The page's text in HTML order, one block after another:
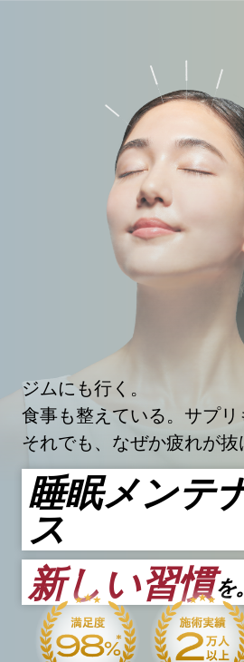
ジムにも行く。
食事も整えている。サプリ
それでも、なぜか疲れが抜
睡眠メンテ
ス
新しい習慣を。